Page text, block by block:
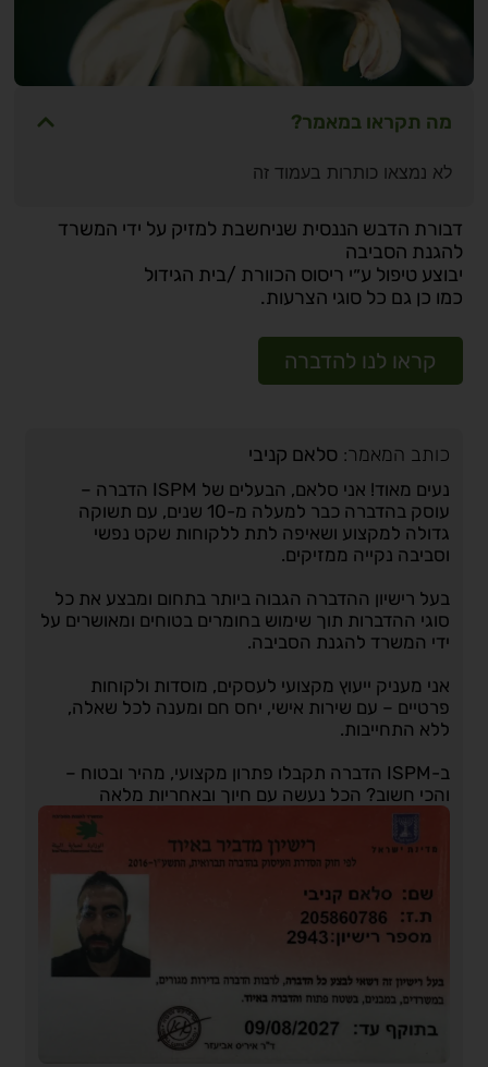
דבורת הדבש הננסית שניחשבת למזיק על ידי המשרד
להגנת הסביבה
יבוצע טיפול ע״י ריסוס הכוורת /בית הגידול
כמו כן גם כל סוגי הצרעות.
קראו לנו להדברה
כותב המאמר:סלאם קניבי
נעים מאוד! אני סלאם, הבעלים של ISPM הדברה –
עוסק בהדברה כבר למעלה מ-10 שנים, עם תשוקה
גדולה למקצוע ושאיפה לתת ללקוחות שקט נפשי
וסביבה נקייה ממזיקים.
בעל רישיון ההדברה הגבוה ביותר בתחום ומבצע את כל
סוגי ההדברות תוך שימוש בחומרים בטוחים ומאושרים על
ידי המשרד להגנת הסביבה.
אני מעניק ייעוץ מקצועי לעסקים, מוסדות ולקוחות
פרטיים – עם שירות אישי, יחס חם ומענה לכל שאלה,
ללא התחייבות.
ב-ISPM הדברה תקבלו פתרון מקצועי, מהיר ובטוח –
והכי חשוב? הכל נעשה עם חיוך ובאחריות מלאה
מה תקראו במאמר?
לא נמצאו כותרות בעמוד זה